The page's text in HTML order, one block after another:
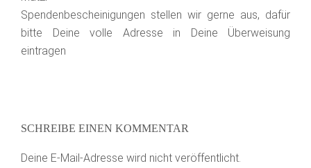
Spendenbescheinigungen stellen wir gerne aus, dafür
bitte Deine volle Adresse in Deine Überweisung
eintragen
SCHREIBE EINEN KOMMENTAR
Deine E-Mail-Adresse wird nicht veröffentlicht.